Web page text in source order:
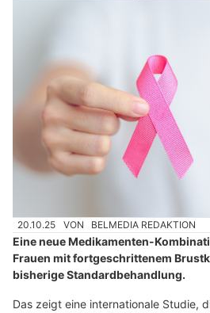
20.10.25 VON BELMEDIA REDAKTION
Eine neue Medikamenten-
Frauen mit fortgeschrittenem
bisherige Standardbehandlung.
Das zeigt eine internationale Studie,